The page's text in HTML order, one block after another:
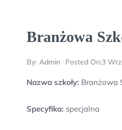
Branżowa
By: Admin Posted On:3
Nazwa szkoły: Branżowa
Specyfika: specjalna